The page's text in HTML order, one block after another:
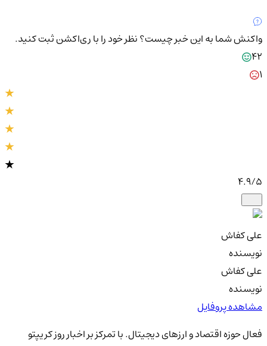
واکنش شما به این خبر چیست؟نظر خود را با ری‌اکشن ثبت کنید.
42
4.9/5
علی کفاش
نویسنده
علی کفاش
نویسنده
مشاهده پروفایل
فعال حوزه اقتصاد و ارزهای دیجیتال. با تمرکز بر اخبار روز کریپتو